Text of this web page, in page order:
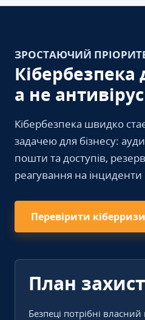
ЗРОСТАЮЧИЙ
Кібербезпека
а не
Кібербезпека швидко
задачею для бізнесу:
пошти та доступів,
реагування на
Перевірити
План
Безпеці потрібні